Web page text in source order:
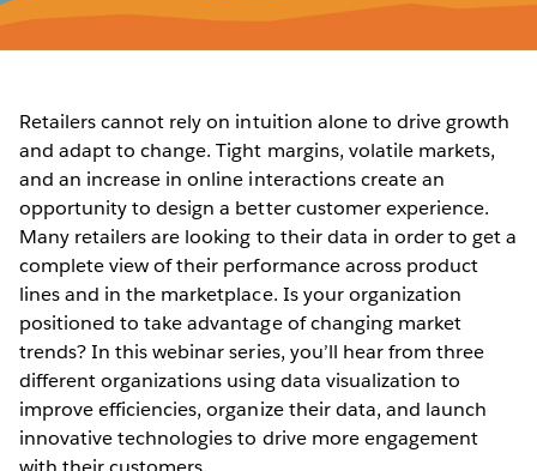
Retailers cannot rely on intuition alone to drive growth
and adapt to change. Tight margins, volatile markets,
and an increase in online interactions create an
opportunity to design a better customer experience.
Many retailers are looking to their data in order to get a
complete view of their performance across product
lines and in the marketplace. Is your organization
positioned to take advantage of changing market
trends? In this webinar series, you’ll hear from three
different organizations using data visualization to
improve efficiencies, organize their data, and launch
innovative technologies to drive more engagement